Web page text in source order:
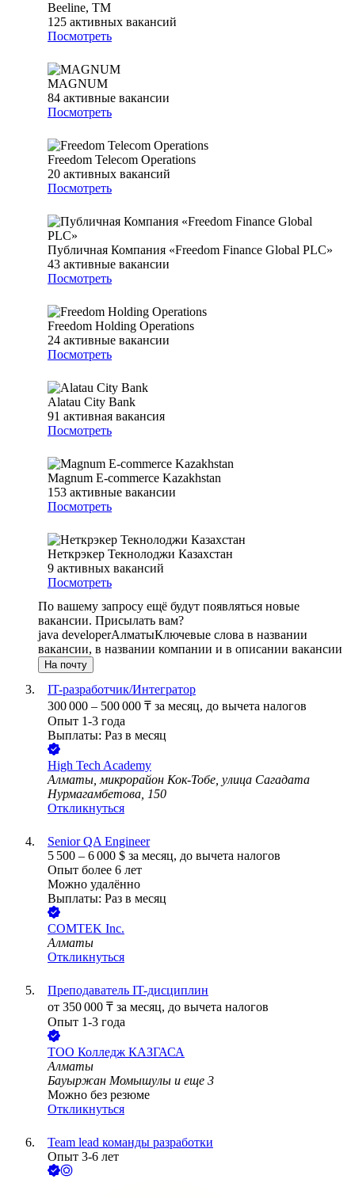
Beeline, ТМ
125 активных вакансий
Посмотреть
MAGNUM
84 активные вакансии
Посмотреть
Freedom Telecom Operations
20 активных вакансий
Посмотреть
Публичная Компания «Freedom Finance Global PLC»
43 активные вакансии
Посмотреть
Freedom Holding Operations
24 активные вакансии
Посмотреть
Alatau City Bank
91 активная вакансия
Посмотреть
Magnum E-commerce Kazakhstan
153 активные вакансии
Посмотреть
Неткрэкер Текнолоджи Казахстан
9 активных вакансий
Посмотреть
По вашему запросу ещё будут появляться новые
вакансии. Присылать вам?
java developerАлматыКлючевые слова в названии
вакансии, в названии компании и в описании вакансии
На почту
IT-разработчик/Интегратор
300 000 – 500 000 ₸ за месяц, до вычета налогов
Опыт 1-3 года
Выплаты: Раз в месяц
High Tech Academy
Алматы, микрорайон Кок-Тобе, улица Сагадата
Нурмагамбетова, 150
Откликнуться
Senior QA Engineer
5 500 – 6 000 $ за месяц, до вычета налогов
Опыт более 6 лет
Можно удалённо
Выплаты: Раз в месяц
COMTEK Inc.
Алматы
Откликнуться
Преподаватель IT-дисциплин
от 350 000 ₸ за месяц, до вычета налогов
Опыт 1-3 года
ТОО Колледж КАЗГАСА
Алматы
Бауыржан Момышулы и еще 3
Можно без резюме
Откликнуться
Team lead команды разработки
Опыт 3-6 лет